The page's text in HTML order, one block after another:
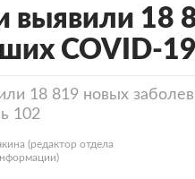
выявили 18
COVID-19
18 819 новых
102
(редактор отдела